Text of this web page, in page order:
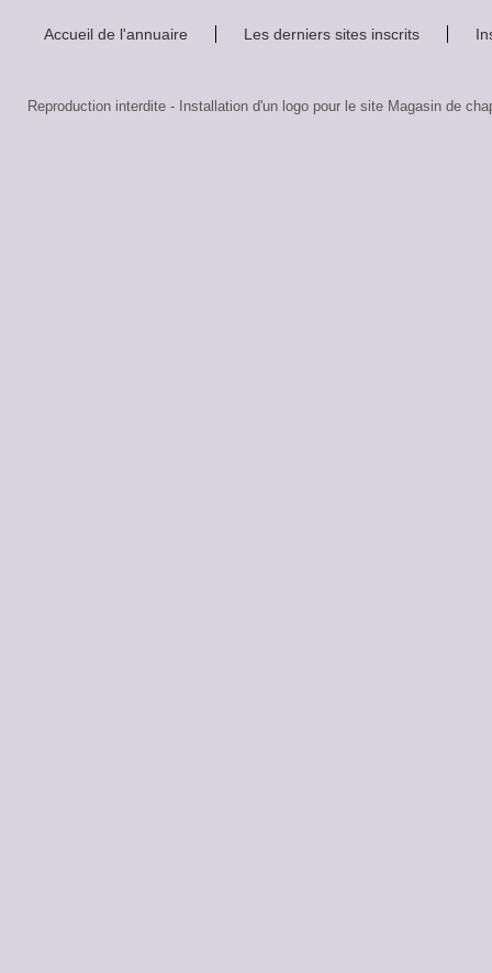
Accueil de l'annuaire Les derniers sites inscrits
Reproduction interdite - Installation d'un logo pour le site Magasin de